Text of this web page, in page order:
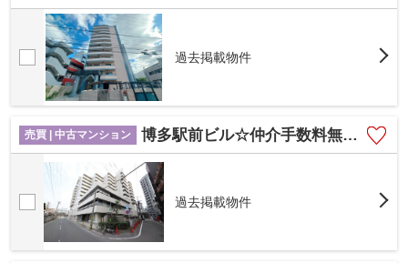
過去掲載物件
売買 | 中古マンション 博多駅前ビル☆仲介手数料無料☆
過去掲載物件